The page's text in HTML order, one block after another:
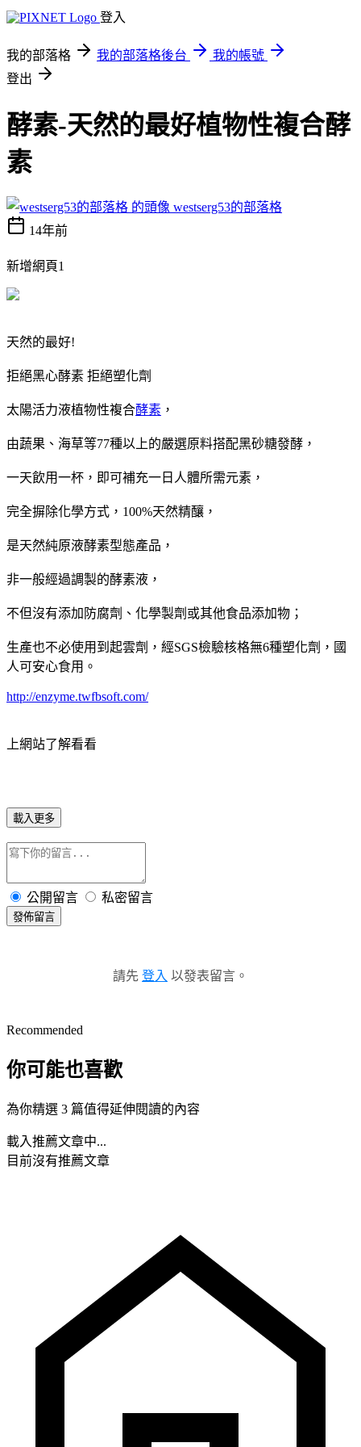
登入
我的部落格 我的部落格後台
我的帳號
登出
酵素-天然的最好植物性複合酵
素
westserg53的部落格
14年前
新增網頁1
天然的最好!
拒絕黑心酵素 拒絕塑化劑
太陽活力液植物性複合酵素 ，
由蔬果、海草等77種以上的嚴選原料搭配黑砂糖發酵，
一天飲用一杯，即可補充一日人體所需元素，
完全摒除化學方式，100%天然精釀，
是天然純原液酵素型態產品，
非一般經過調製的酵素液，
不但沒有添加防腐劑、化學製劑或其他食品添加物；
生產也不必使用到起雲劑，經SGS檢驗核格無6種塑化劑，國
人可安心食用。
http://enzyme.twfbsoft.com/
上網站了解看看
載入更多
公開留言 私密留言
發佈留言
請先 登入 以發表留言。
Recommended
你可能也喜歡
為你精選 3 篇值得延伸閱讀的內容
載入推薦文章中...
目前沒有推薦文章